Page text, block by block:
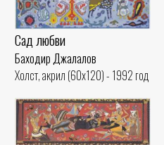
Сад любви
Баходир Джалалов
Холст, акрил (60x120) - 1992 год